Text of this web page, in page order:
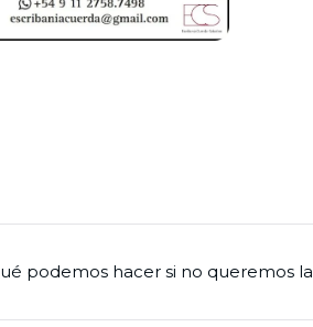
podemos hacer si no queremos